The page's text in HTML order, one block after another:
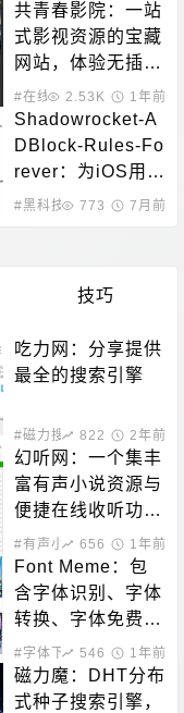
共青春影院：一站
式影视资源的宝藏
网站，体验无插件
的高清观影乐趣
#在线影音2.53K 1年前
Shadowrocket-A
DBlock-Rules-Fo
rever：为iOS用户
提供完善的广告屏
#黑科技相关
773 7月前
技巧
吃力网：分享提供
最全的搜索引擎
#磁力搜索822 2年前
幻听网：一个集丰
富有声小说资源与
便捷在线收听功能
于一体的平台
#有声小说656 1年前
Font Meme：包
含字体识别、字体
转换、字体免费下
载的站点
#字体下载546 1年前
磁力魔：DHT分布
式种子搜索引擎，